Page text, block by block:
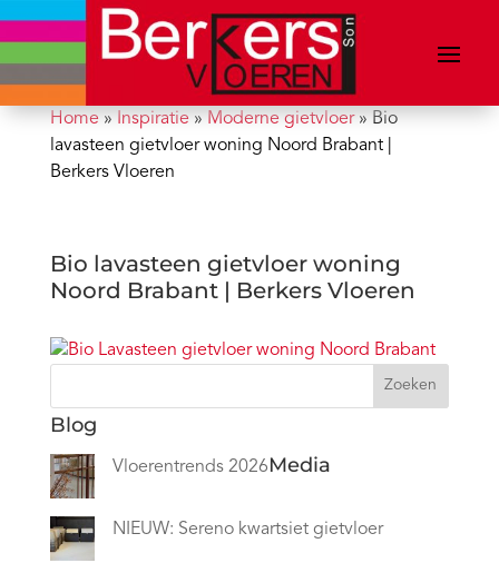
Home» Inspiratie» Moderne gietvloer» Bio
lavasteen gietvloer woning Noord Brabant |
Berkers Vloeren
Bio lavasteen gietvloer woning
Noord Brabant | Berkers Vloeren
Zoeken
Blog
Vloerentrends 2026
NIEUW: Sereno kwartsiet gietvloer
Media